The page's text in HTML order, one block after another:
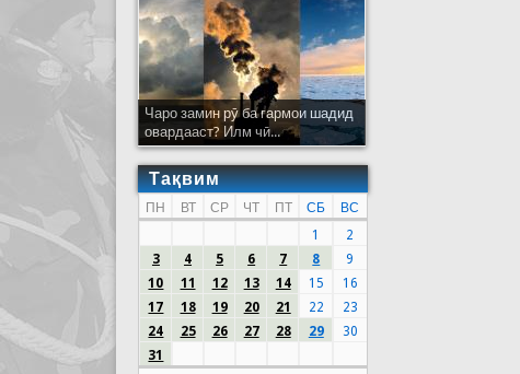
Чаро замин рӯ ба гармои шадид
овардааст? Илм чӣ...
Тақвим
ПН ВТ СР ЧТ ПТ СБ
ВС
1
2
3
4 5 6 7 8
9
10
11 12 13 14 15
16
17
18 19 20 21 22
23
24
25 26 27 28 29
30
31